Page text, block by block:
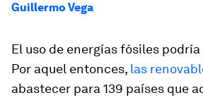
Guillermo Vega
El uso de energías fósiles
Por aquel entonces, las
abastecer para 139 países que